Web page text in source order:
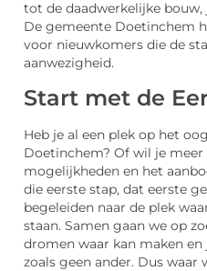
tot de daadwerkelijke
De gemeente Doetinchem
voor nieuwkomers die de
aanwezigheid.
Start met de
Heb je al een plek op het
Doetinchem? Of wil je
mogelijkheden en het
die eerste stap, dat eerste
begeleiden naar de plek
staan. Samen gaan we op
dromen waar kan maken en
zoals geen ander. Dus waar